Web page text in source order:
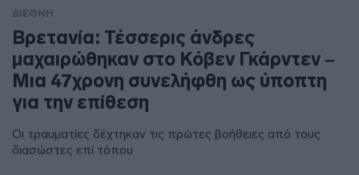
ΔΙΕΘΝΗ
Βρετανία: Τέσσερις άνδρες
μαχαιρώθηκαν στο Κόβεν Γκάρντεν –
Μια 47χρονη συνελήφθη ως ύποπτη
για την επίθεση
Οι τραυματίες δέχτηκαν τις πρώτες βοήθειες από τους
διασώστες επί τόπου